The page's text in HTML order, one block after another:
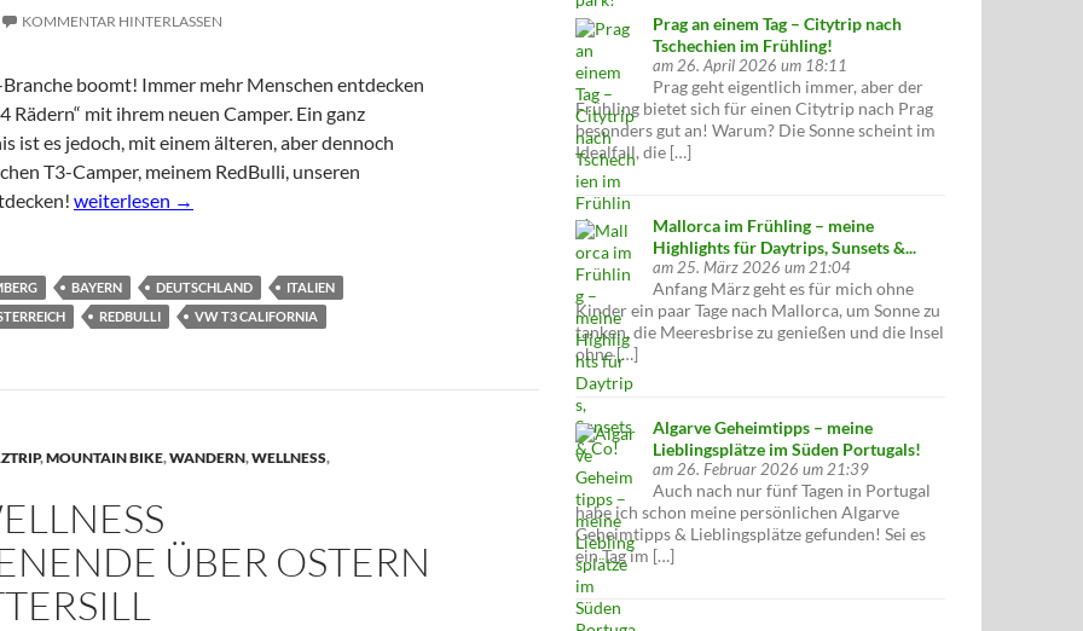
KOMMENTAR HINTERLASSEN
boomt! Immer mehr Menschen entdecken
Rädern“ mit ihrem neuen Camper. Ein ganz
ist es jedoch, mit einem älteren, aber dennoch
T3-Camper, meinem RedBulli, unseren
RedBulli – im T3 California auf Tour durch Europa
weiterlesen →
BAYERN DEUTSCHLAND
ITALIEN
REDBULLI VW T3 CALIFORNIA
,MOUNTAIN BIKE,WANDERN,WELLNESS,
ÜBER OSTERN
Prag an einem Tag – Citytrip nach
Tschechien im Frühling!
am 26. April 2026 um 18:11
Prag geht eigentlich immer, aber der
Frühling bietet sich für einen Citytrip nach Prag
besonders gut an! Warum? Die Sonne scheint im
Idealfall, die […]
Mallorca im Frühling – meine
Highlights für Daytrips, Sunsets &...
am 25. März 2026 um 21:04
Anfang März geht es für mich ohne
Kinder ein paar Tage nach Mallorca, um Sonne zu
tanken, die Meeresbrise zu genießen und die Insel
ohne […]
Algarve Geheimtipps – meine
Lieblingsplätze im Süden Portugals!
am 26. Februar 2026 um 21:39
Auch nach nur fünf Tagen in Portugal
habe ich schon meine persönlichen Algarve
Geheimtipps & Lieblingsplätze gefunden! Sei es
ein Tag im […]